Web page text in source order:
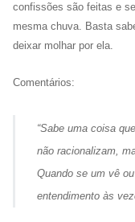
confissões são feitas e
mesma chuva. Basta
deixar molhar por ela.
Comentários:
“Sabe uma coisa
não racionalizam,
Quando se um vê
entendimento às